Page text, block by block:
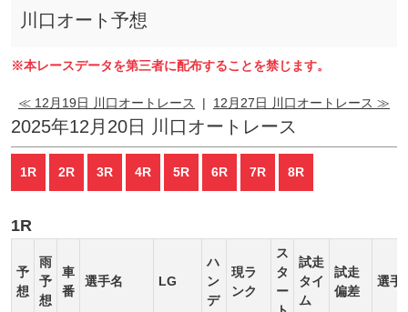
川口オート予想
※本レースデータを第三者に配布することを禁じます。
≪ 12月19日 川口オートレース | 12月27日 川口オートレース ≫
2025年12月20日 川口オートレース
1R 2R 3R 4R 5R 6R 7R 8R
1R
予
想
雨
予
想
車
番
選手名 LG
ハ
ン
デ
現ラ
ンク
ス
タ
ー
試走
タイ
ム
試走
偏差
選手